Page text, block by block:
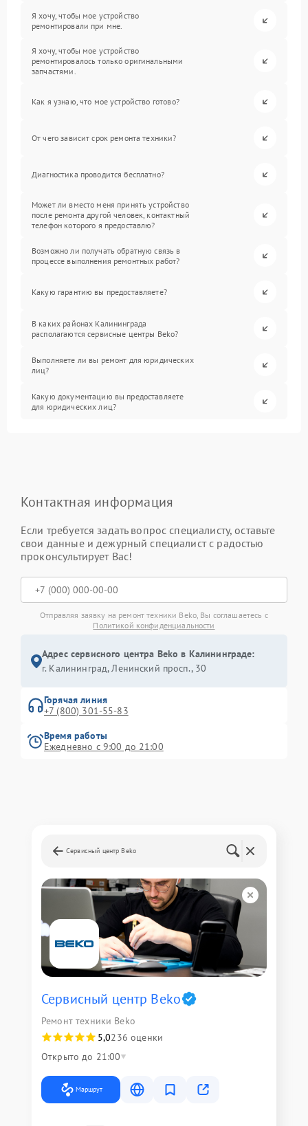
Я хочу, чтобы мое устройство
ремонтировали при мне.
Я хочу, чтобы мое устройство
ремонтировалось только оригинальными
запчастями.
Как я узнаю, что мое устройство готово?
От чего зависит срок ремонта техники?
Диагностика проводится бесплатно?
Может ли вместо меня принять устройство
после ремонта другой человек, контактный
телефон которого я предоставлю?
Возможно ли получать обратную связь в
процессе выполнения ремонтных работ?
Какую гарантию вы предоставляете?
В каких районах Калининграда
располагаются сервисные центры Beko?
Выполняете ли вы ремонт для юридических
лиц?
Какую документацию вы предоставляете
для юридических лиц?
Контактная информация
Если требуется задать вопрос специалисту, оставьте
свои данные и дежурный специалист с радостью
проконсультирует Вас!
Отправляя заявку на ремонт техники Beko, Вы соглашаетесь с
Политикой конфиденциальности
Адрес сервисного центра Beko в Калининграде:
г. Калининград, Ленинский просп., 30
Горячая линия
+7 (800) 301-55-83
Время работы
Ежедневно с 9:00 до 21:00
Сервисный центр Beko
Сервисный центр Beko
Ремонт техники Beko
5,0236 оценки
Открыто до 21:00
Маршрут